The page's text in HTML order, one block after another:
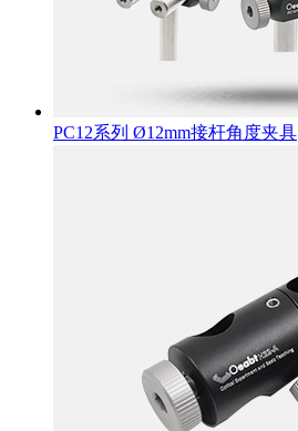
PC12系列 Ø12mm接杆角度夹具